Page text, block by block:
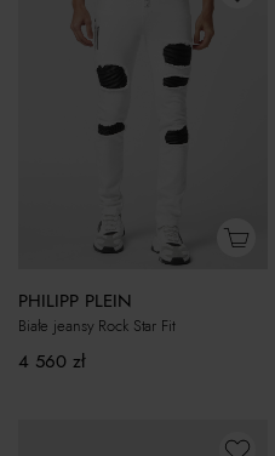
PHILIPP PLEIN
Białe jeansy Rock Star Fit
4 560 zł